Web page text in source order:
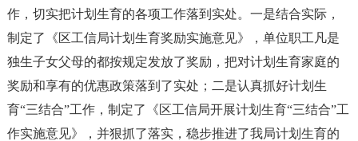
作，切实把计划生育的各项工作落到实处。一是结合实际，
制定了《区工信局计划生育奖励实施意见》，单位职工凡是
独生子女父母的都按规定发放了奖励，把对计划生育家庭的
奖励和享有的优惠政策落到了实处；二是认真抓好计划生
育“三结合”工作，制定了《区工信局开展计划生育“三结合”工
作实施意见》，并狠抓了落实，稳步推进了我局计划生育的